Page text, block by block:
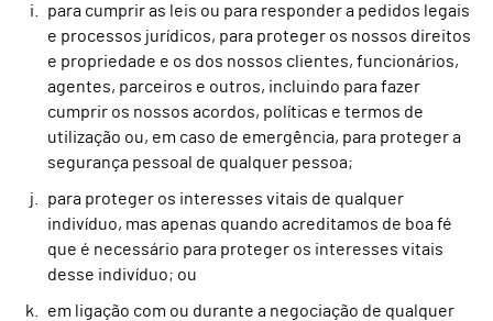
para cumprir as leis ou para responder a pedidos legais
e processos jurídicos, para proteger os nossos direitos
e propriedade e os dos nossos clientes, funcionários,
agentes, parceiros e outros, incluindo para fazer
cumprir os nossos acordos, políticas e termos de
utilização ou, em caso de emergência, para proteger a
segurança pessoal de qualquer pessoa;
para proteger os interesses vitais de qualquer
indivíduo, mas apenas quando acreditamos de boa fé
que é necessário para proteger os interesses vitais
desse indivíduo; ou
em ligação com ou durante a negociação de qualquer